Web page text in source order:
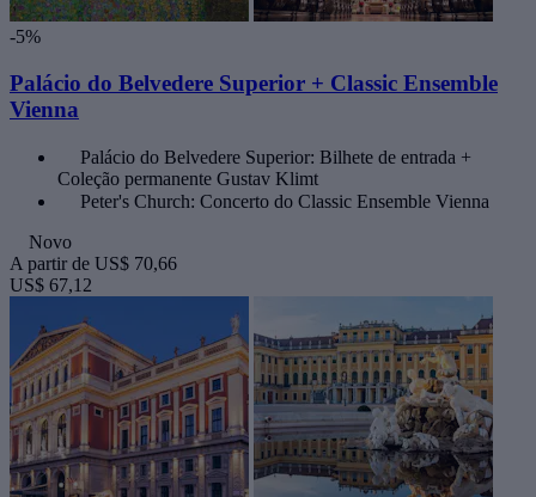
-5%
Palácio do Belvedere Superior + Classic Ensemble
Vienna
Palácio do Belvedere Superior: Bilhete de entrada +
Coleção permanente Gustav Klimt
Peter's Church: Concerto do Classic Ensemble Vienna
Novo
A partir de US$ 70,66
US$ 67,12